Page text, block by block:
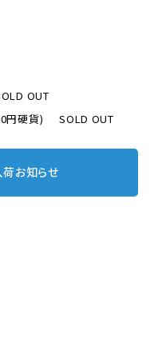
OUT
円硬貨)
SOLD OUT
お知らせ